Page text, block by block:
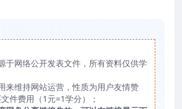
于网络公开发表文件，所有资料仅供学
来维持网站运营，性质为用户友情赞
件费用（1元=1学分）；